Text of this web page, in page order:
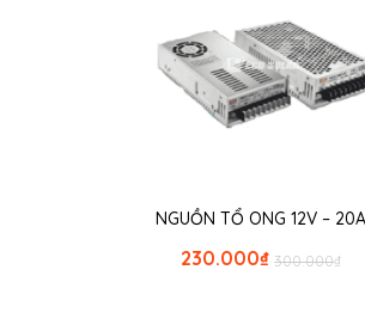
NGUỒN TỔ ONG 12V – 20A
₫
300.000
₫
230.000